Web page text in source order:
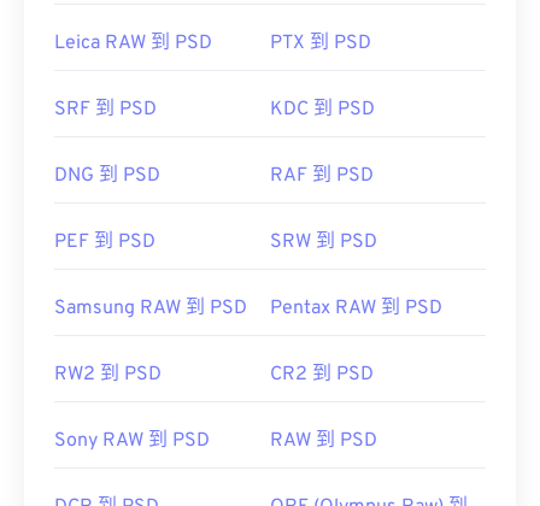
轉換為 JPEG
初始發佈日期：
1990 年 2 月 19 日
https://www.lifewire.com/psd-file-2622194
Leica RAW 到 PSD PTX 到 PSD
SRF 到 PSD KDC 到 PSD
DNG 到 PSD RAF 到 PSD
PEF 到 PSD SRW 到 PSD
Samsung RAW 到 PSD Pentax RAW 到 PSD
RW2 到 PSD CR2 到 PSD
Sony RAW 到 PSD RAW 到 PSD